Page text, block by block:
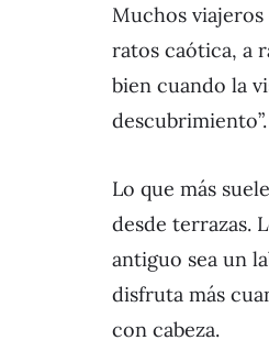
Muchos
ratos caótica, a
bien cuando la
descubrimiento”.
Lo que más
desde terrazas.
antiguo sea un
disfruta más
con cabeza.